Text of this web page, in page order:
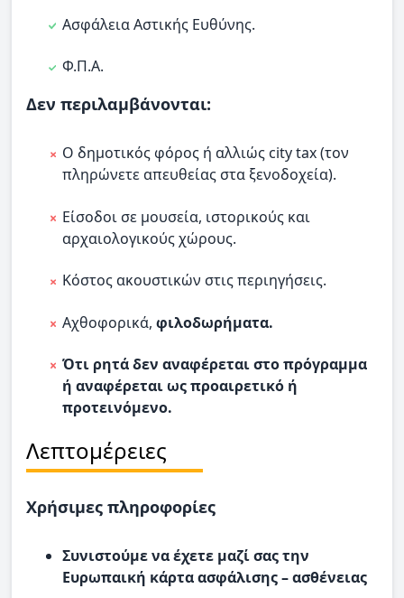
Ασφάλεια Αστικής Ευθύνης.
Φ.Π.Α.
Δεν περιλαμβάνονται:
Ο δημοτικός φόρος ή αλλιώς city tax (τον
πληρώνετε απευθείας στα ξενοδοχεία).
Είσοδοι σε μουσεία, ιστορικούς και
αρχαιολογικούς χώρους.
Κόστος ακουστικών στις περιηγήσεις.
Αχθοφορικά, φιλοδωρήματα.
Ότι ρητά δεν αναφέρεται στο πρόγραμμα
ή αναφέρεται ως προαιρετικό ή
προτεινόμενο.
Λεπτομέρειες
Χρήσιμες πληροφορίες
Συνιστούμε να έχετε μαζί σας την
Ευρωπαική κάρτα ασφάλισης – ασθένειας